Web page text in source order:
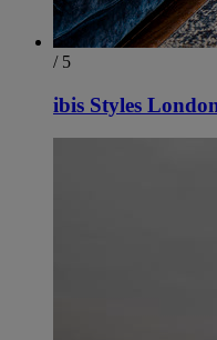
/ 5
ibis Styles